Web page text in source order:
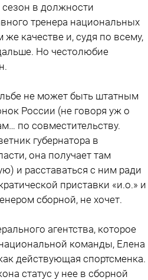
в должности
тренера национальных
качестве и, судя по всему,
Но честолюбие
не может быть штатным
России (не говоря уж о
по совместительству.
губернатора в
она получает там
и расставаться с ним ради
приставки «и.о.» и
сборной, не хочет.
агентства, которое
команды, Елена
действующая спортсменка.
статус у нее в сборной